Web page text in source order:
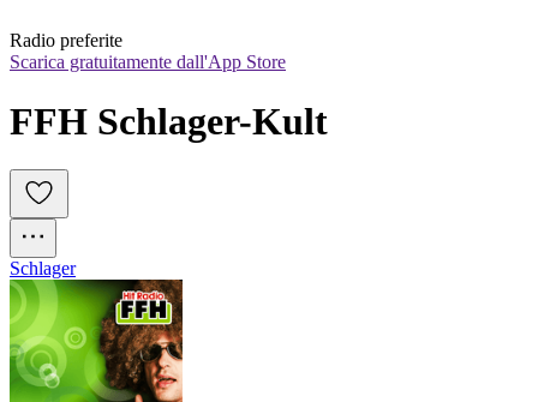
Radio preferite
Scarica gratuitamente dall'App Store
FFH Schlager-Kult
Schlager